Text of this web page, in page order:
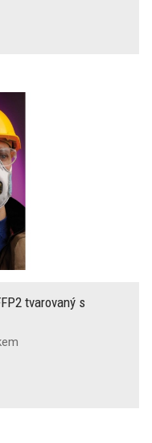
tvarovaný s